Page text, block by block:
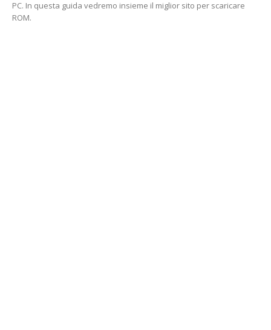
PC. In questa guida vedremo insieme il miglior sito per scaricare
ROM.